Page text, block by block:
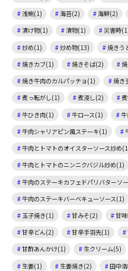
浅蜊(1)
海苔(2) 海鮮(2)
漬け物(1)
漬物(1) 災害時
炒め(1)
炒め物(13) 焼きう
焼きカブ(1)
焼きそば(2)
焼き牛肉のカルパッチョ(1)
焼き
煮っ転がし(1)
煮浸し(2)
牛ひき肉(1)
牛ロース(1)
牛肉シャリアピン風ステーキ(1)
牛肉とトマトのオイスターソース炒め
牛肉とトマトのニンニクバジル炒め(1)
牛肉のステーキカフェドパリバターソ
牛肉のステーキバーベキューソース(1)
玉子焼き(1)
甘みそ(2) 甘
甘辛どん(2)
甘辛手羽先(1)
甘酢あんかけ(1)
生クリーム(5)
生姜(1)
生姜焼き(2) 田中